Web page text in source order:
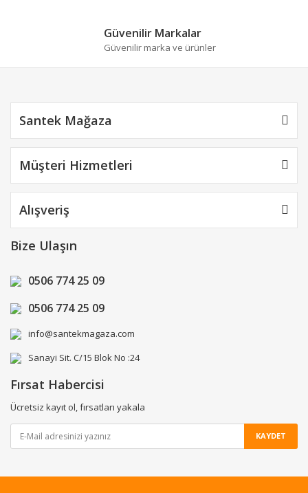
Güvenilir Markalar
Güvenilir marka ve ürünler
Santek Mağaza
Müşteri Hizmetleri
Alışveriş
Bize Ulaşın
0506 774 25 09
0506 774 25 09
info@santekmagaza.com
Sanayi Sit. C/15 Blok No :24
Fırsat Habercisi
Ücretsiz kayıt ol, fırsatları yakala
KAYDET